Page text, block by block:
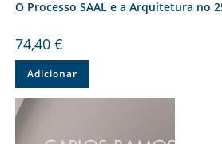
O Processo SAAL e a Arquitetura no
74,40 €
Adicionar